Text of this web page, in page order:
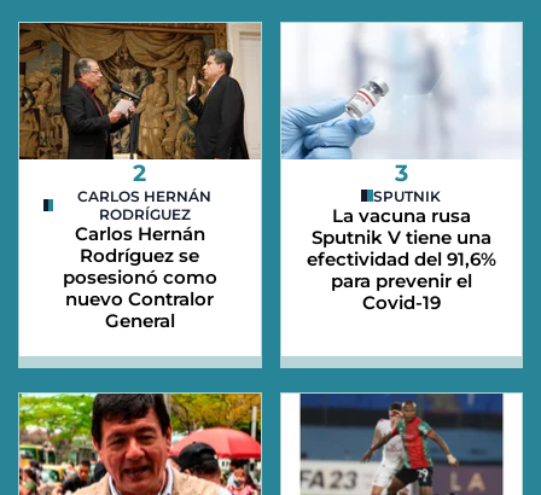
2
CARLOS HERNÁN
RODRÍGUEZ
Carlos Hernán
Rodríguez se
posesionó como
nuevo Contralor
General
3
SPUTNIK
La vacuna rusa
Sputnik V tiene una
efectividad del 91,6%
para prevenir el
Covid-19